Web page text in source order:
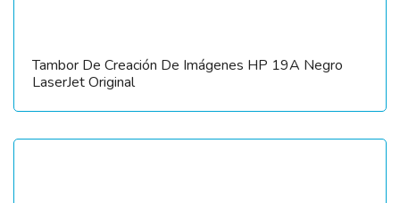
Tambor De Creación De Imágenes HP 19A Negro
LaserJet Original